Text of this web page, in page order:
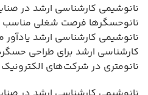
نانوشیمی کارشناسی ارشد در
نانوحسگرها فرصت شغلی مناسب
نانوشیمی کارشناسی ارشد
کارشناسی ارشد برای طراحی
نانومتری در شرکت‌های